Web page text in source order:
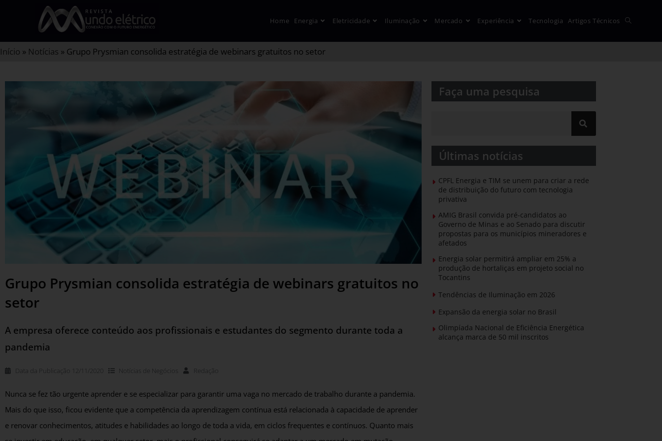
Home Energia Eletricidade Iluminação Mercado Experiência Tecnologia Artigos Técnicos
Início » Notícias » Grupo Prysmian consolida estratégia de webinars gratuitos no setor
Grupo Prysmian consolida estratégia de webinars gratuitos no
setor
A empresa oferece conteúdo aos profissionais e estudantes do segmento durante toda a
pandemia
Data da Publicação 12/11/2020 Notícias de Negócios Redação
Nunca se fez tão urgente aprender e se especializar para garantir uma vaga no mercado de trabalho durante a pandemia.
Mais do que isso, ficou evidente que a competência da aprendizagem contínua está relacionada à capacidade de aprender
e renovar conhecimentos, atitudes e habilidades ao longo de toda a vida, em ciclos frequentes e contínuos. Quanto mais
Faça uma pesquisa​​
Últimas notícias
CPFL Energia e TIM se unem para criar a rede
de distribuição do futuro com tecnologia
privativa
AMIG Brasil convida pré-candidatos ao
Governo de Minas e ao Senado para discutir
propostas para os municípios mineradores e
afetados
Energia solar permitirá ampliar em 25% a
produção de hortaliças em projeto social no
Tocantins
Tendências de Iluminação em 2026
Expansão da energia solar no Brasil
Olimpíada Nacional de Eficiência Energética
alcança marca de 50 mil inscritos